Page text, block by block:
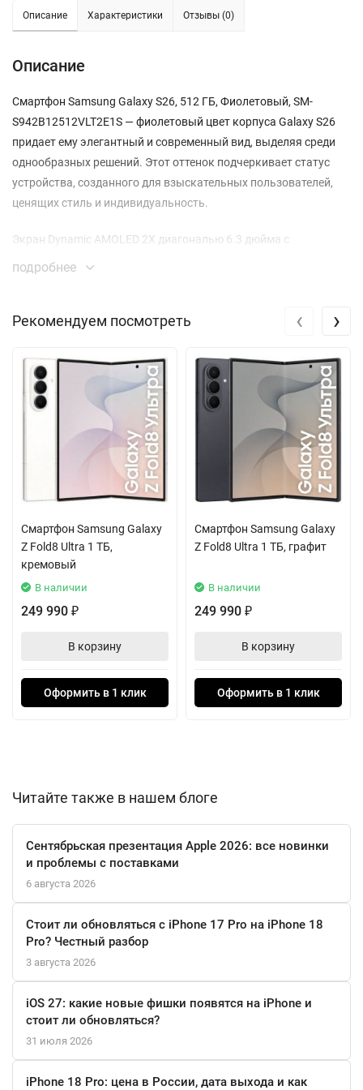
Описание Характеристики Отзывы (0)
Описание
Смартфон Samsung Galaxy S26, 512 ГБ, Фиолетовый, SM-
S942B12512VLT2E1S — фиолетовый цвет корпуса Galaxy S26
придает ему элегантный и современный вид, выделяя среди
однообразных решений. Этот оттенок подчеркивает статус
устройства, созданного для взыскательных пользователей,
ценящих стиль и индивидуальность.
Экран Dynamic AMOLED 2X диагональю 6.3 дюйма с
адаптивной частотой обновления до 120 Гц обеспечивает
детализацию и читаемость при любом освещении, от яркого
Производительность Galaxy S26 основана на новейшем
чипсете Exynos 2600 с тремя кластерами ядер, работающих на
частотах до 3.8 ГГц. Эта архитектура обеспечивает
молниеносный отклик интерфейса и стабильную работу самых
требовательных приложений и игр без перегрева.
Тройная система камер открывает широкие возможности для
отлично справляется в условиях недостаточной
освещенности. Телеобъектив с 3-кратным оптическим зумом
позволяет приближать объекты без потери качества, а
ультраширокоугольный модуль захватывает в кадр всю
панораму.
Возможности видеосъемки впечатляют: вы можете создавать
видео в 4K с частотой 60 кадров в секунду. Полный набор
свободу для хранения фото, видео, музыки и игр. Этого более
необходимости постоянной очистки файлов.
Аккумулятор емкостью 4300 мАч в паре с
энергоэффективным процессором обеспечивает комфортную
автономность в течение полного дня активного
использования. Технологии быстрой зарядки позволяют
быстро восстановить заряд, если это необходимо.
Смартфон готов к работе в сетях пятого поколения 5G,
обеспечивая максимальную скорость передачи данных.
Современные беспроводные интерфейсы Bluetooth 5.4 и Wi-Fi
6E/7 (802.11 be/ax) гарантируют стабильное и скоростное
соединение с любыми периферийными устройствами и
роутерами.
подробнее
Рекомендуем посмотреть
Смартфон Samsung Galaxy
Z Fold8 Ultra 1 ТБ,
кремовый
В наличии
249 990 ₽
В корзину
Оформить в 1 клик
Смартфон Samsung Galaxy
Z Fold8 Ultra 1 ТБ, графит
В наличии
249 990 ₽
В корзину
Оформить в 1 клик
‹ ›
Читайте также в нашем блоге
Сентябрьская презентация Apple 2026: все новинки
и проблемы с поставками
6 августа 2026
Стоит ли обновляться с iPhone 17 Pro на iPhone 18
Pro? Честный разбор
3 августа 2026
iOS 27: какие новые фишки появятся на iPhone и
стоит ли обновляться?
31 июля 2026
iPhone 18 Pro: цена в России, дата выхода и как